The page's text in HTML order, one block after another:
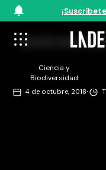
Ciencia y
Biodiversidad
Quebrada
4 de octubre, 2018·